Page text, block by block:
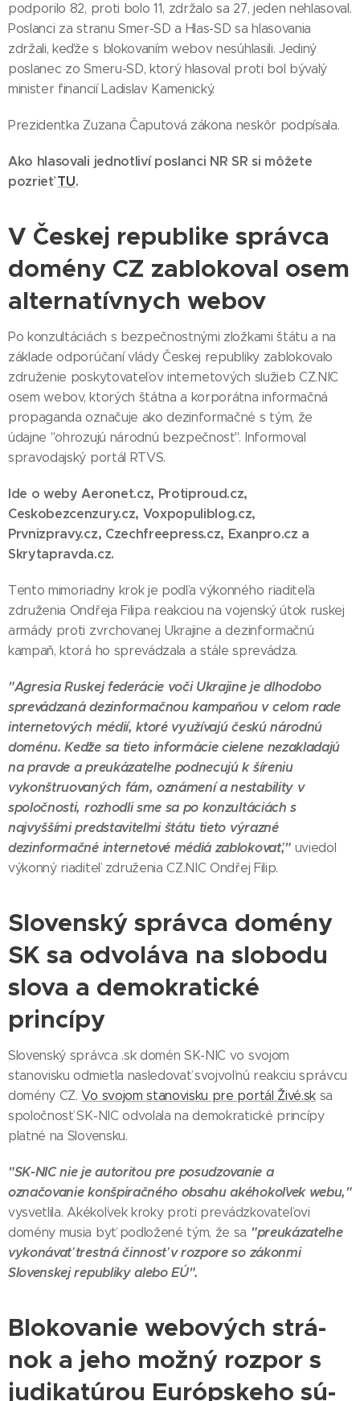
podporilo 82, proti bolo 11, zdržalo sa 27, jeden nehlasoval.
Poslanci za stranu Smer-SD a Hlas-SD sa hlasovania
zdržali, keďže s blokovaním webov nesúhlasili. Jediný
poslanec zo Smeru-SD, ktorý hlasoval proti bol bývalý
minister financií Ladislav Kamenický.
Prezidentka Zuzana Čaputová zákona neskôr podpísala.
Ako hlasovali jednotliví poslanci NR SR si môžete
pozrieťTU.
V Českej republike správca
domény CZ zablokoval osem
alternatívnych webov
Po konzultáciách s bezpečnostnými zložkami štátu a na
základe odporúčaní vlády Českej republiky zablokovalo
združenie poskytovateľov internetových služieb CZ.NIC
osem webov, ktorých štátna a korporátna informačná
propaganda označuje ako dezinformačné s tým, že
údajne "ohrozujú národnú bezpečnosť". Informoval
spravodajský portál RTVS.
Ide o weby Aeronet.cz, Protiproud.cz,
Ceskobezcenzury.cz, Voxpopuliblog.cz,
Prvnizpravy.cz, Czechfreepress.cz, Exanpro.cz a
Skrytapravda.cz.
Tento mimoriadny krok je podľa výkonného riaditeľa
združenia Ondřeja Filipa reakciou na vojenský útok ruskej
armády proti zvrchovanej Ukrajine a dezinformačnú
kampaň, ktorá ho sprevádzala a stále sprevádza.
"Agresia Ruskej federácie voči Ukrajine je dlhodobo
sprevádzaná dezinformačnou kampaňou v celom rade
internetových médií, ktoré využívajú českú národnú
doménu. Keďže sa tieto informácie cielene nezakladajú
na pravde a preukázateľne podnecujú k šíreniu
vykonštruovaných fám, oznámení a nestability v
spoločnosti, rozhodli sme sa po konzultáciách s
najvyššími predstaviteľmi štátu tieto výrazné
dezinformačné internetové médiá zablokovať," uviedol
výkonný riaditeľ združenia CZ.NIC Ondřej Filip.
Slovenský správca domény
SK sa odvoláva na slobodu
slova a demokratické
princípy
Slovenský správca .sk domén SK-NIC vo svojom
stanovisku odmietla nasledovať svojvoľnú reakciu správcu
domény CZ.Vo svojom stanovisku pre portál Živé.sk sa
spoločnosť SK-NIC odvolala na demokratické princípy
platné na Slovensku.
"SK-NIC nie je autoritou pre posudzovanie a
označovanie konšpiračného obsahu akéhokoľvek webu,"
vysvetlila. Akékoľvek kroky proti prevádzkovateľovi
domény musia byť podložené tým, že sa "preukázateľne
vykonávať trestná činnosť v rozpore so zákonmi
Slovenskej republiky alebo EÚ".
Blo­ko­va­nie webo­vých strá­
nok a je­ho mož­ný roz­por s
ju­di­ka­tú­rou Európ­ske­ho sú­